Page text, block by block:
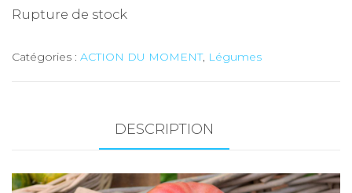
Rupture de stock
Catégories : ACTION DU MOMENT, Légumes
DESCRIPTION